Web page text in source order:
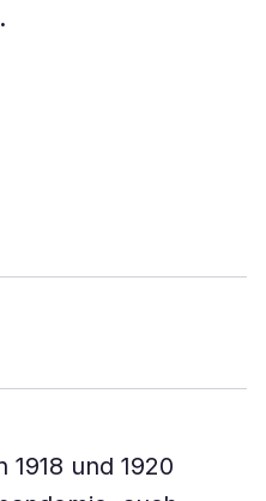
und 1920